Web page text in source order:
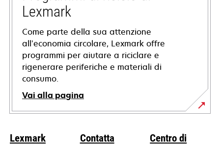
scheda
Lexmark
Come parte della sua attenzione
all’economia circolare, Lexmark offre
programmi per aiutare a riciclare e
rigenerare periferiche e materiali di
consumo.
Vai alla pagina
Lexmark
Contatta
Centro di